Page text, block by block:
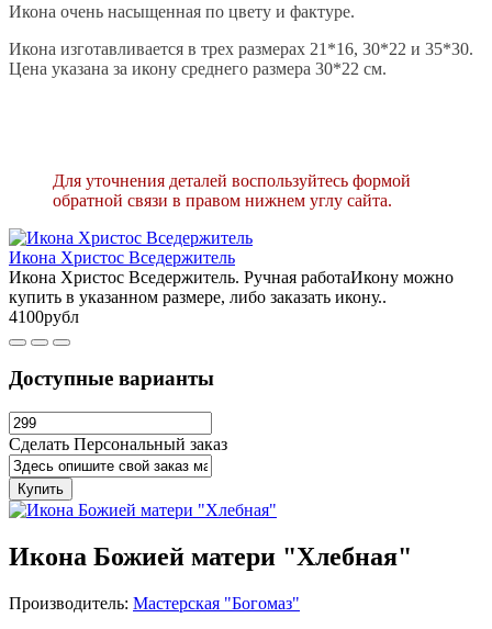
Икона очень насыщенная по цвету и фактуре.
Икона изготавливается в трех размерах 21*16, 30*22 и 35*30.
Цена указана за икону среднего размера 30*22 см.
Для уточнения деталей воспользуйтесь формой
обратной связи в правом нижнем углу сайта.
Икона Христос Вседержитель
Икона Христос Вседержитель. Ручная работаИкону можно
купить в указанном размере, либо заказать икону..
4100рубл
Доступные варианты
Сделать Персональный заказ
Купить
Икона Божией матери "Хлебная"
Производитель: Мастерская "Богомаз"